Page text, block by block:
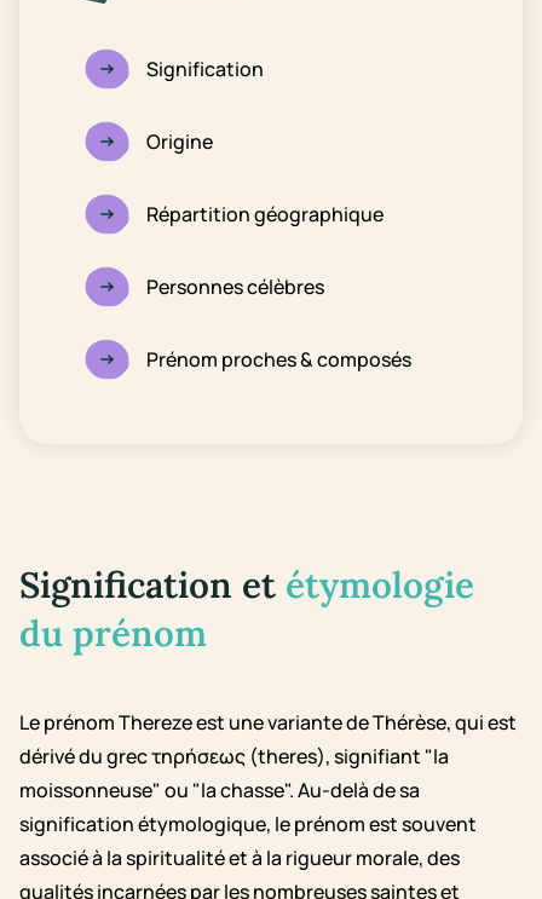
Signification
Origine
Répartition géographique
Personnes célèbres
Prénom proches & composés
Signification et étymologie
du prénom
Le prénom Thereze est une variante de Thérèse, qui est
dérivé du grec τηρήσεως (theres), signifiant "la
moissonneuse" ou "la chasse". Au-delà de sa
signification étymologique, le prénom est souvent
associé à la spiritualité et à la rigueur morale, des
qualités incarnées par les nombreuses saintes et